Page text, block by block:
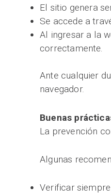
El sitio genera
Se accede a
Al ingresar a la
correctamente.
Ante cualquier
navegador.
Buenas
La prevención
Algunas
Verificar